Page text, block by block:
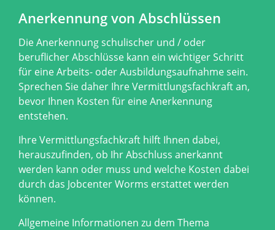
Anerkennung von Abschlüssen
Die Anerkennung schulischer und / oder
beruflicher Abschlüsse kann ein wichtiger Schritt
für eine Arbeits- oder Ausbildungsaufnahme sein.
Sprechen Sie daher Ihre Vermittlungsfachkraft an,
bevor Ihnen Kosten für eine Anerkennung
entstehen.
Ihre Vermittlungsfachkraft hilft Ihnen dabei,
herauszufinden, ob Ihr Abschluss anerkannt
werden kann oder muss und welche Kosten dabei
durch das Jobcenter Worms erstattet werden
können.
Allgemeine Informationen zu dem Thema